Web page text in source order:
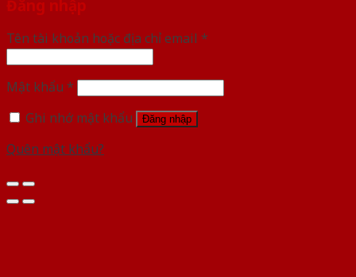
Đăng nhập
Tên tài khoản hoặc địa chỉ email *
Mật khẩu *
Ghi nhớ mật khẩu
Đăng nhập
Quên mật khẩu?